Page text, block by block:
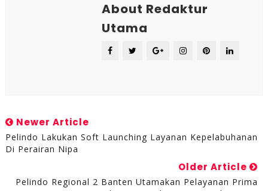
About Redaktur
Utama
Newer Article
Pelindo Lakukan Soft Launching Layanan Kepelabuhanan
Di Perairan Nipa
Older Article
Pelindo Regional 2 Banten Utamakan Pelayanan Prima